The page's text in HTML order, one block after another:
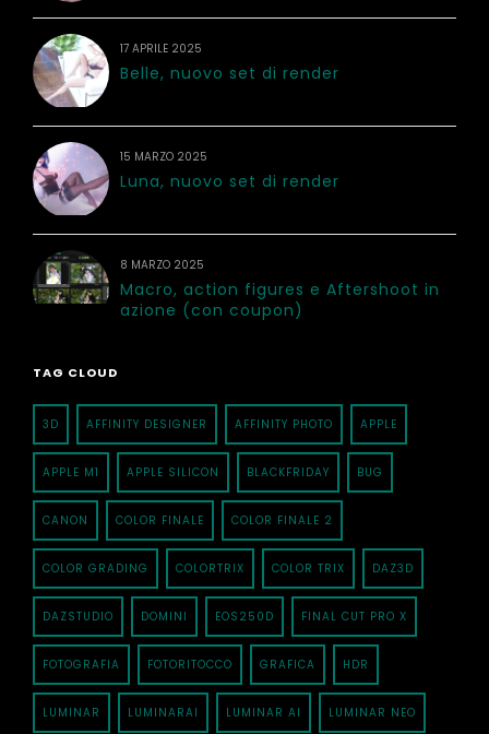
17 APRILE 2025
Belle, nuovo set di render
15 MARZO 2025
Luna, nuovo set di render
8 MARZO 2025
Macro, action figures e Aftershoot in
azione (con coupon)
TAG CLOUD
3D AFFINITY DESIGNER AFFINITY PHOTO APPLE
APPLE M1 APPLE SILICON BLACKFRIDAY BUG
CANON COLOR FINALE COLOR FINALE 2
COLOR GRADING COLORTRIX COLOR TRIX DAZ3D
DAZSTUDIO DOMINI EOS250D FINAL CUT PRO X
FOTOGRAFIA FOTORITOCCO GRAFICA HDR
LUMINAR LUMINARAI LUMINAR AI LUMINAR NEO